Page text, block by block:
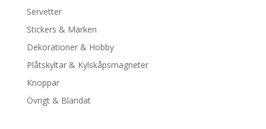
Servetter
Stickers & Märken
Dekorationer & Hobby
Plåtskyltar & Kylskåpsmagneter
Knoppar
Övrigt & Blandat